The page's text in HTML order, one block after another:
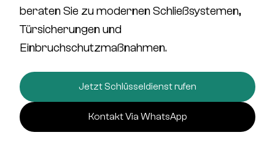
beraten Sie zumodernen Schließsystemen,
Türsicherungen und
Einbruchschutzmaßnahmen.
Jetzt Schlüsseldienst rufen
Kontakt Via WhatsApp